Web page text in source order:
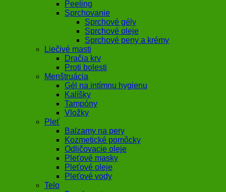
Peeling
Sprchovanie
Sprchové gély
Sprchové oleje
Sprchové peny a krémy
Liečivé masti
Dračia krv
Proti bolesti
Menštruácia
Gél na intímnu hygienu
Kalíšky
Tampóny
Vložky
Pleť
Balzamy na pery
Kozmetické pomôcky
Odličovacie oleje
Pleťové masky
Pleťové oleje
Pleťové vody
Telo